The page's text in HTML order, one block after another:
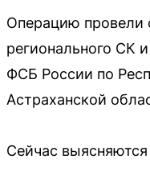
Операцию провели
регионального СК
ФСБ России по
Астраханской
Сейчас